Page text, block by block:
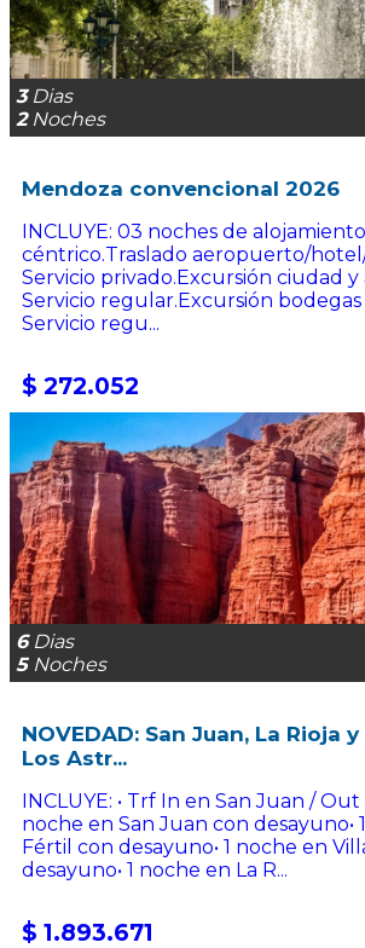
3Dias
2Noches
Mendoza convencional 2026
INCLUYE: 03 noches de
céntrico.Traslado aeropuerto/
Servicio privado.Excursión ciudad
Servicio regular.Excursión bodegas
Servicio regu...
$ 272.052
6Dias
5Noches
NOVEDAD: San Juan, La Rioja
Los Astr...
INCLUYE: • Trf In en San Juan / Out
noche en San Juan con desayuno•
Fértil con desayuno• 1 noche en
desayuno• 1 noche en La R...
$ 1.893.671